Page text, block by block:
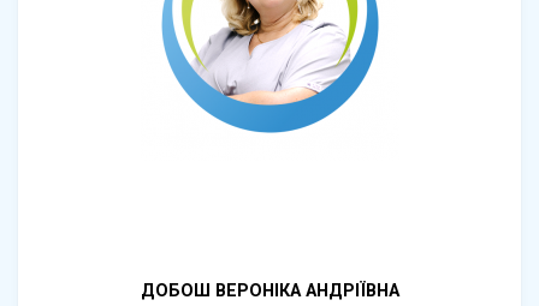
ДОБОШ ВЕРОНІКА АНДРІЇВНА